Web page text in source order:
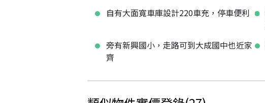
自有大面寬車庫設計220車充，停車便利
旁有新興國小，走路可到大成國中也近家
齊